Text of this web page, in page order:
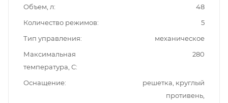
Объем, л
48
Количество режимов
5
Тип управления
механическое
Максимальная
температура, С
280
Оснащение
решетка, круглый
противень,